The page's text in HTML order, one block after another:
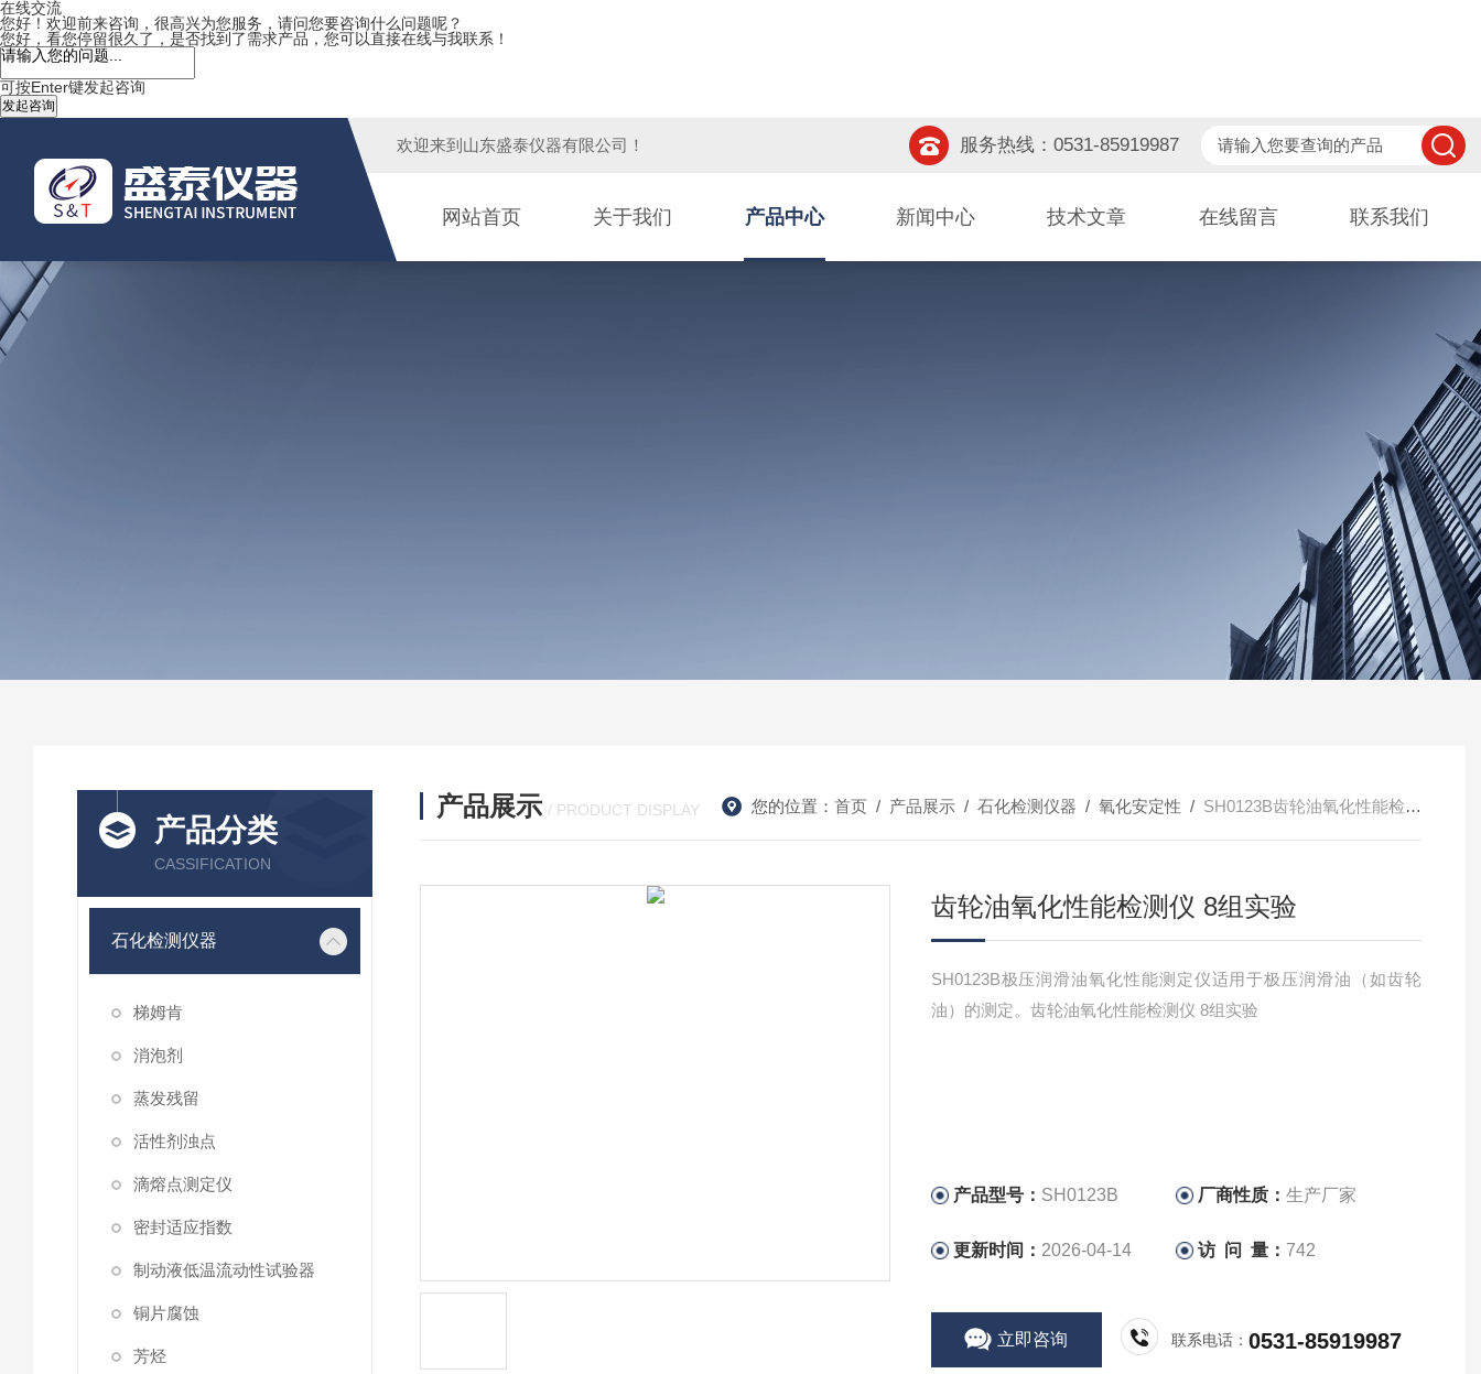
在线交流
您好！欢迎前来咨询，很高兴为您服务，请问您要咨询什么问题呢？
您好，看您停留很久了，是否找到了需求产品，您可以直接在线与我联系！
可按Enter键发起咨询
发起咨询
欢迎来到 山东盛泰仪器有限公司 ！ 服务热线：0531-85919987
网站首页 关于我们 产品中心 新闻中心 技术文章 在线留言 联系我们
产品分类
CASSIFICATION
石化检测仪器
梯姆肯
消泡剂
蒸发残留
活性剂浊点
滴熔点测定仪
密封适应指数
制动液低温流动性试验器
铜片腐蚀
芳烃
产品展示 / PRODUCT DISPLAY 您的位置： 首页/ 产品展示/ 石化检测仪器 / 氧化安定性 / SH0123B齿轮油氧化性能检测仪 8组实验
齿轮油氧化性能检测仪 8组实验
SH0123B极压润滑油氧化性能测定仪适用于极压润滑油（如齿轮
油）的测定。齿轮油氧化性能检测仪 8组实验
产品型号： SH0123B 厂商性质：生产厂家
更新时间： 2026-04-14 访 问 量： 742
立即咨询 联系电话：0531-85919987